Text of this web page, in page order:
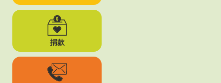
捐款